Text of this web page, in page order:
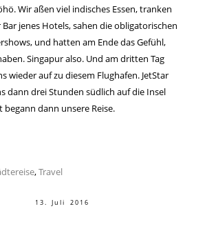
Wir aßen viel indisches Essen, tranken
jenes Hotels, sahen die obligatorischen
und hatten am Ende das Gefühl,
Singapur also. Und am dritten Tag
wieder auf zu diesem Flughafen. JetStar
dann drei Stunden südlich auf die Insel
begann dann unsere Reise.
,Travel
13. Juli 2016